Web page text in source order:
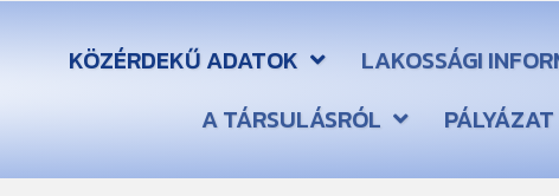
KÖZÉRDEKŰ ADATOK LAKOSSÁGI
A TÁRSULÁSRÓL
PÁLYÁZAT